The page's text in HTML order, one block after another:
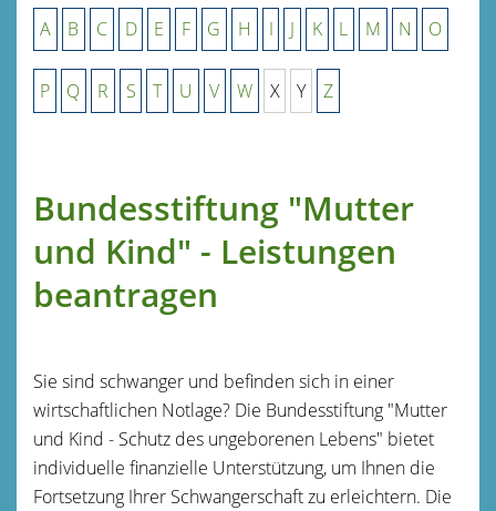
A B C D E F G H I J K L M N O
P Q R S T U V W X Y Z
Bundesstiftung "Mutter
und Kind" - Leistungen
beantragen
Sie sind schwanger und befinden sich in einer
wirtschaftlichen Notlage? Die Bundesstiftung "Mutter
und Kind - Schutz des ungeborenen Lebens" bietet
individuelle finanzielle Unterstützung, um Ihnen die
Fortsetzung Ihrer Schwangerschaft zu erleichtern. Die